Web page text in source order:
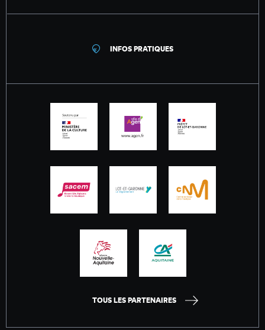
INFOS PRATIQUES
TOUS LES PARTENAIRES